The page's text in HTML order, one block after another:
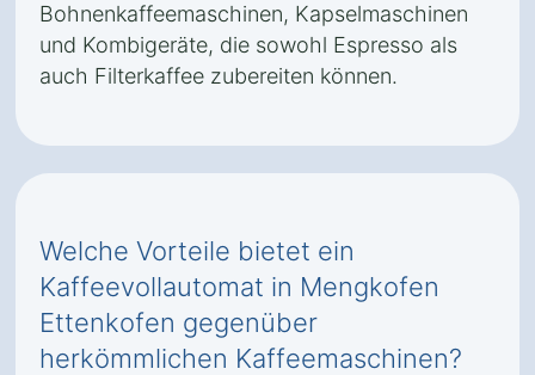
Bohnenkaffeemaschinen, Kapselmaschinen
und Kombigeräte, die sowohl Espresso als
auch Filterkaffee zubereiten können.
Welche Vorteile bietet ein
Kaffeevollautomat in Mengkofen
Ettenkofen gegenüber
herkömmlichen Kaffeemaschinen?